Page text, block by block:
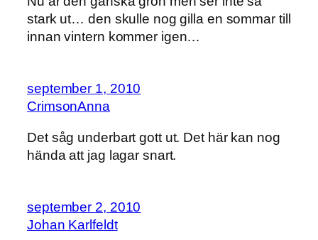
stark ut… den skulle nog gilla en sommar till
innan vintern kommer igen…
september 1, 2010
CrimsonAnna
Det såg underbart gott ut. Det här kan nog
hända att jag lagar snart.
september 2, 2010
Johan Karlfeldt